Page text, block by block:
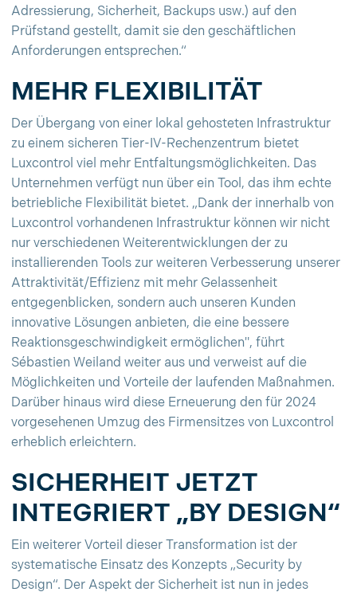
Adressierung, Sicherheit, Backups usw.) auf den
Prüfstand gestellt, damit sie den geschäftlichen
Anforderungen entsprechen.“
MEHR FLEXIBILITÄT
Der Übergang von einer lokal gehosteten Infrastruktur
zu einem sicheren Tier-IV-Rechenzentrum bietet
Luxcontrol viel mehr Entfaltungsmöglichkeiten. Das
Unternehmen verfügt nun über ein Tool, das ihm echte
betriebliche Flexibilität bietet. „Dank der innerhalb von
Luxcontrol vorhandenen Infrastruktur können wir nicht
nur verschiedenen Weiterentwicklungen der zu
installierenden Tools zur weiteren Verbesserung unserer
Attraktivität/Effizienz mit mehr Gelassenheit
entgegenblicken, sondern auch unseren Kunden
innovative Lösungen anbieten, die eine bessere
Reaktionsgeschwindigkeit ermöglichen", führt
Sébastien Weiland weiter aus und verweist auf die
Möglichkeiten und Vorteile der laufenden Maßnahmen.
Darüber hinaus wird diese Erneuerung den für 2024
vorgesehenen Umzug des Firmensitzes von Luxcontrol
erheblich erleichtern.
SICHERHEIT JETZT
INTEGRIERT „BY DESIGN“
Ein weiterer Vorteil dieser Transformation ist der
systematische Einsatz des Konzepts „Security by
Design“. Der Aspekt der Sicherheit ist nun in jedes